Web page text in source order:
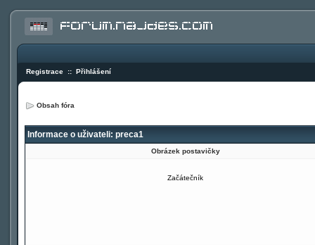
Registrace :: Přihlášení
Obsah fóra
Informace o uživateli: preca1
Obrázek postavičky
Začátečník